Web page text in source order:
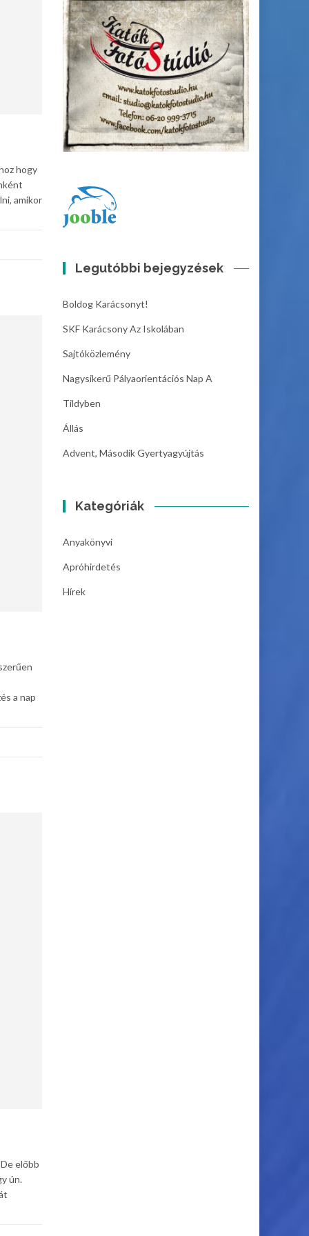
hogy
amikor
a nap
előbb
ún.
Legutóbbi bejegyzések
Boldog Karácsonyt!
SKF Karácsony Az Iskolában
Sajtóközlemény
Nagysikerű Pályaorientációs Nap A
Tildyben
Állás
Advent, Második Gyertyagyújtás
Kategóriák
Anyakönyvi
Apróhirdetés
Hírek